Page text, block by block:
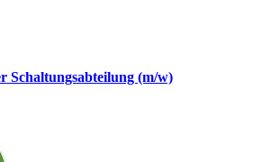
Schaltungsabteilung (m/w)